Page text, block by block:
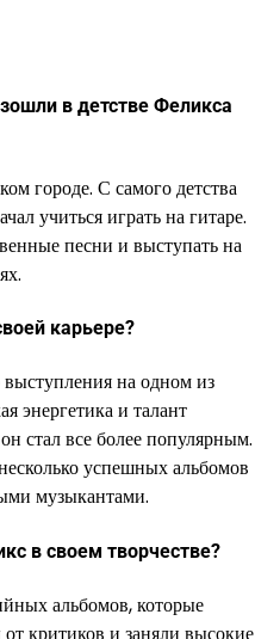
в детстве Феликса
городе. С самого детства
учиться играть на гитаре.
песни и выступать на
карьере?
на одном из
энергетика и талант
стал все более популярным.
успешных альбомов
музыкантами.
в своем творчестве?
альбомов, которые
критиков и заняли высокие